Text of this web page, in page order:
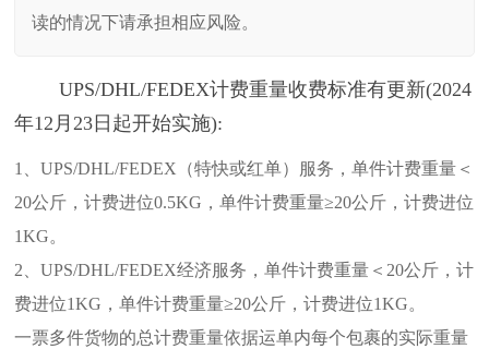
读的情况下请承担相应风险。
UPS/DHL/FEDEX计费重量收费标准有更新(2024
年12月23日起开始实施):
1、UPS/DHL/FEDEX（特快或红单）服务，单件计费重量＜
20公斤，计费进位0.5KG，单件计费重量≥20公斤，计费进位
1KG。
2、UPS/DHL/FEDEX经济服务，单件计费重量＜20公斤，计
费进位1KG，单件计费重量≥20公斤，计费进位1KG。
一票多件货物的总计费重量依据运单内每个包裹的实际重量